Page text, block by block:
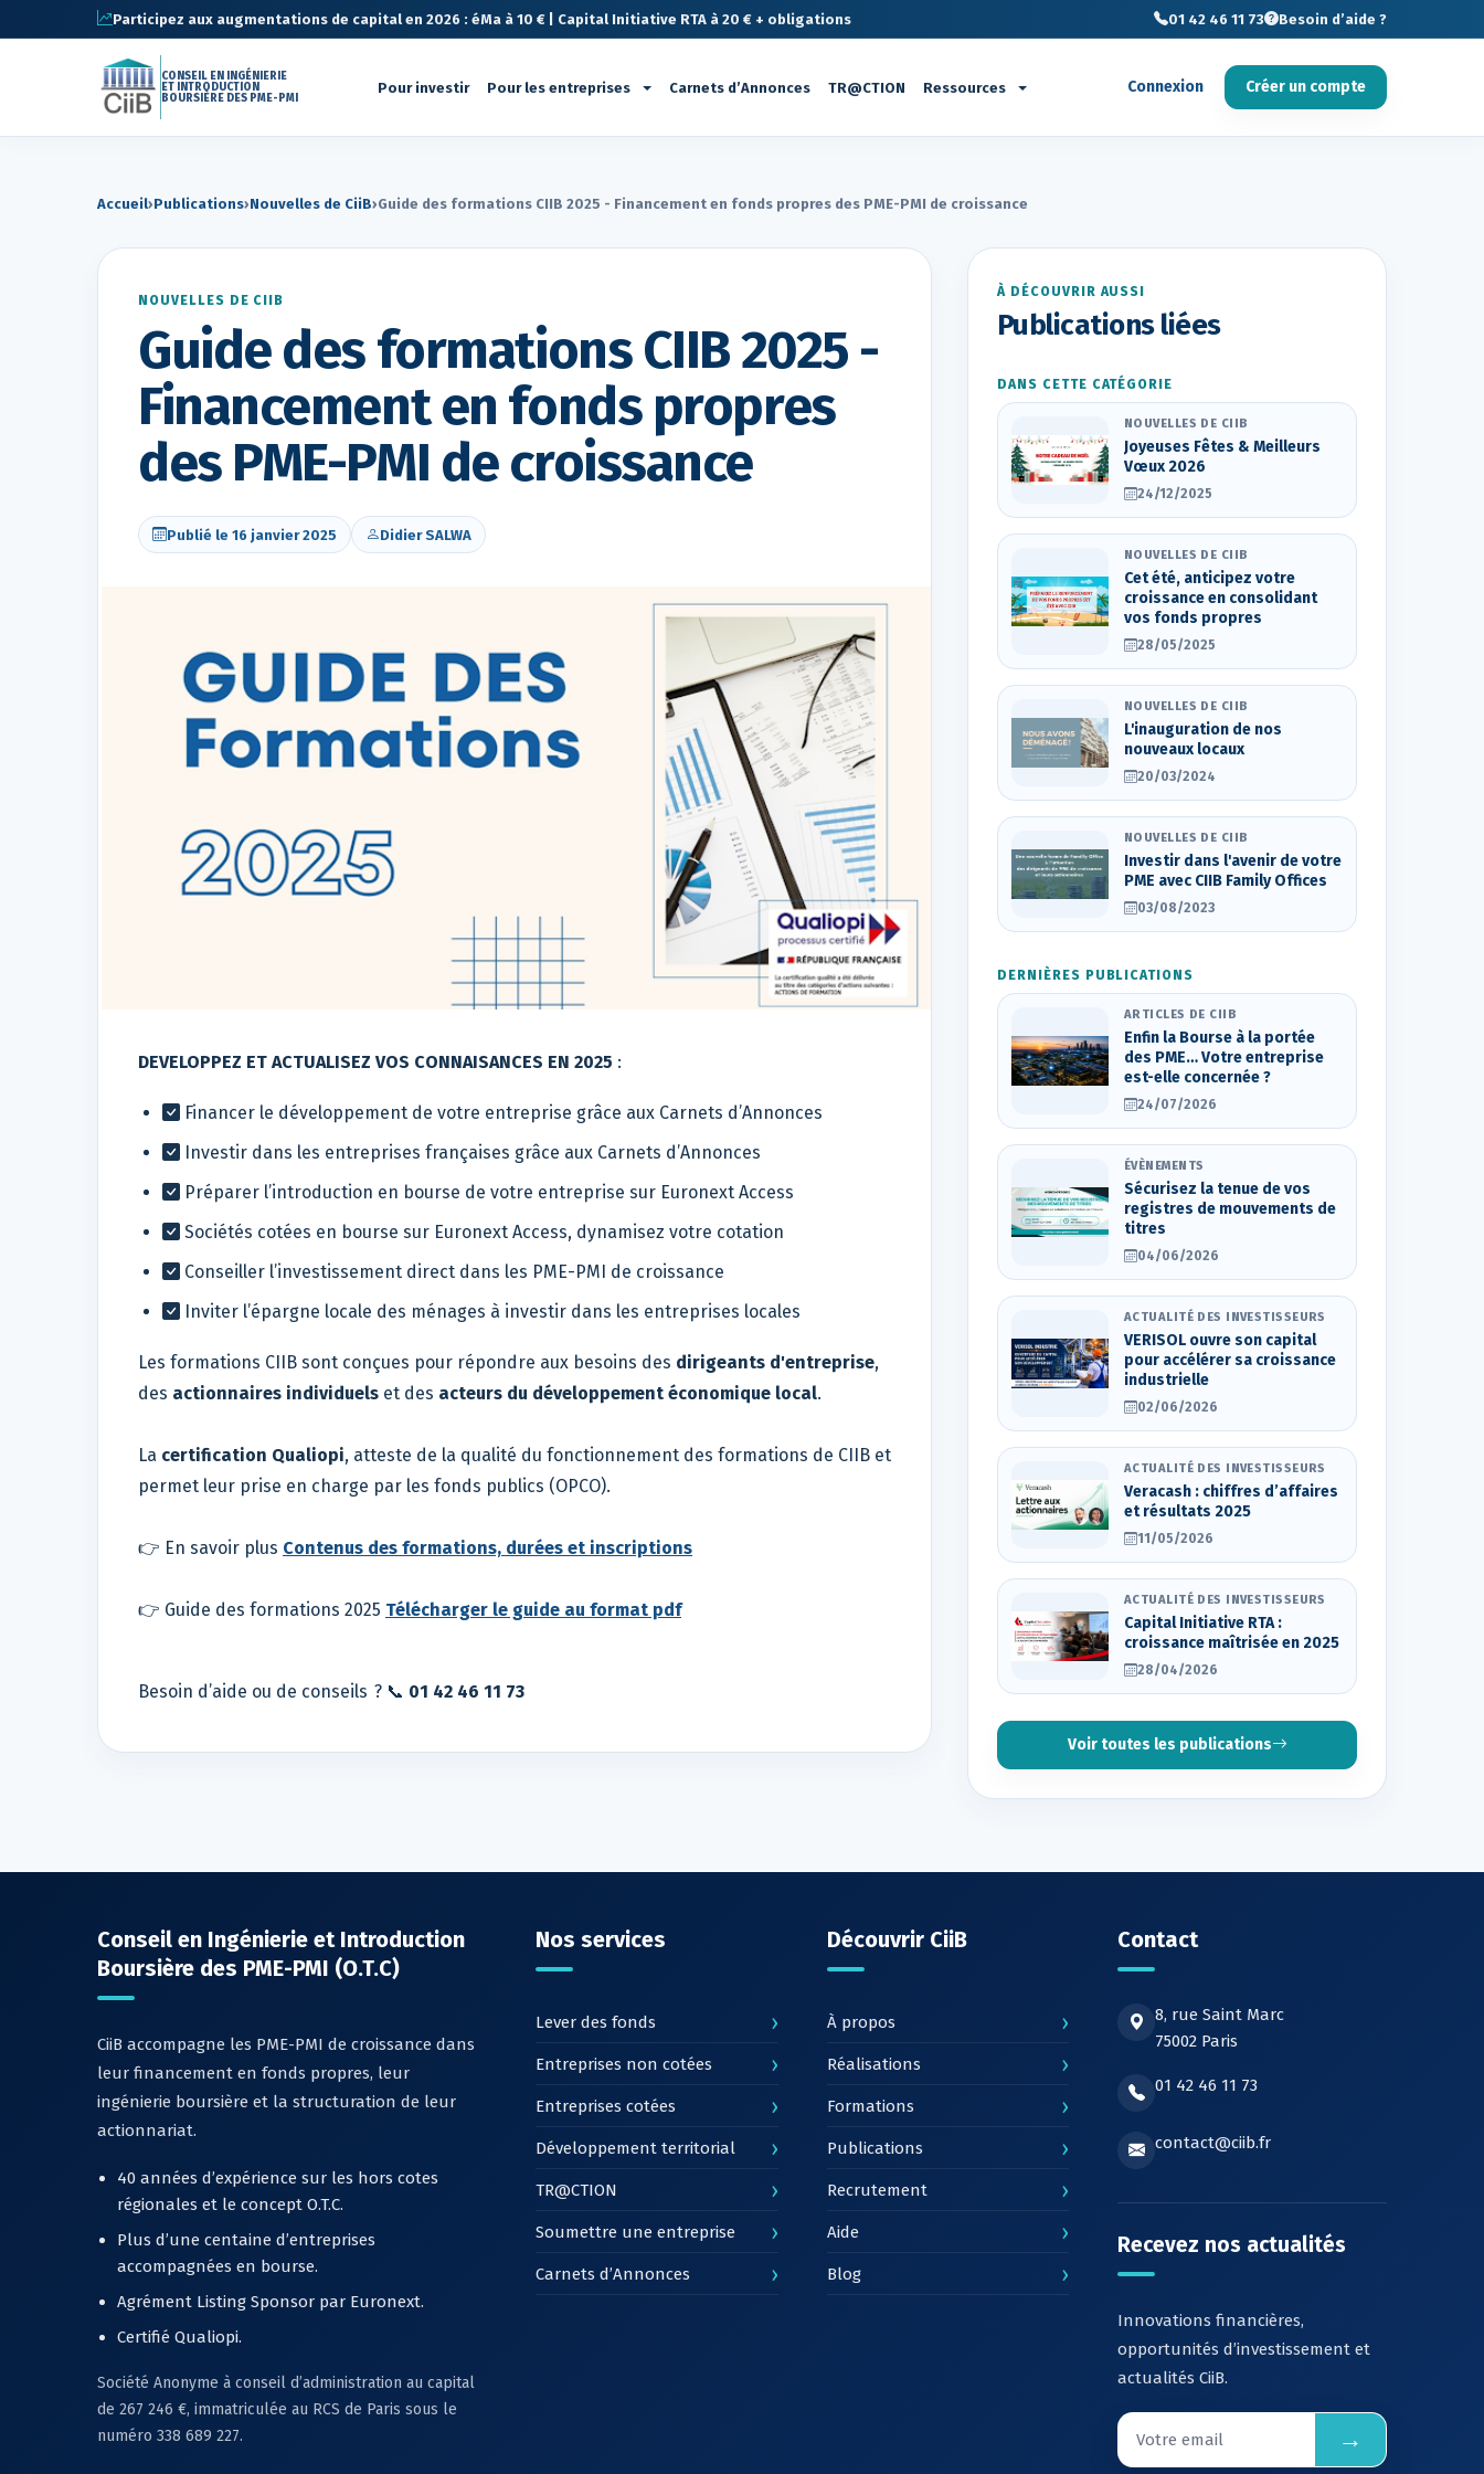
Participez aux augmentations de capital en 2026 : éMa à 10 € | Capital Initiative RTA à 20 € + obligations 01 42 46 11 73 Besoin d’aide ?
CONSEIL EN INGÉNIERIE
ET INTRODUCTION
BOURSIÈRE DES PME-PMI
Pour investir Pour les entreprises Carnets d’Annonces TR@CTION Ressources Connexion Créer un compte
Accueil›Publications›Nouvelles de CiiB›Guide des formations CIIB 2025 - Financement en fonds propres des PME-PMI de croissance
NOUVELLES DE CIIB
Guide des formations CIIB 2025 -
Financement en fonds propres
des PME-PMI de croissance
Publié le 16 janvier 2025 Didier SALWA
DEVELOPPEZ ET ACTUALISEZ VOS CONNAISANCES EN 2025 :
Financer le développement de votre entreprise grâce aux Carnets d’Annonces
Investir dans les entreprises françaises grâce aux Carnets d’Annonces
Préparer l’introduction en bourse de votre entreprise sur Euronext Access
Sociétés cotées en bourse sur Euronext Access, dynamisez votre cotation
Conseiller l’investissement direct dans les PME-PMI de croissance
Inviter l’épargne locale des ménages à investir dans les entreprises locales
Les formations CIIB sont conçues pour répondre aux besoins des dirigeants d'entreprise,
des actionnaires individuels et des acteurs du développement économique local.
La certification Qualiopi, atteste de la qualité du fonctionnement des formations de CIIB et
permet leur prise en charge par les fonds publics (OPCO).
👉 En savoir plus Contenus des formations, durées et inscriptions
👉 Guide des formations 2025 Télécharger le guide au format pdf
Besoin d’aide ou de conseils ? 📞 01 42 46 11 73
À DÉCOUVRIR AUSSI
Publications liées
DANS CETTE CATÉGORIE
NOUVELLES DE CIIB
Joyeuses Fêtes & Meilleurs
Vœux 2026
24/12/2025
NOUVELLES DE CIIB
Cet été, anticipez votre
croissance en consolidant
vos fonds propres
28/05/2025
NOUVELLES DE CIIB
L'inauguration de nos
nouveaux locaux
20/03/2024
NOUVELLES DE CIIB
Investir dans l'avenir de votre
PME avec CIIB Family Offices
03/08/2023
DERNIÈRES PUBLICATIONS
ARTICLES DE CIIB
Enfin la Bourse à la portée
des PME… Votre entreprise
est-elle concernée ?
24/07/2026
ÉVÈNEMENTS
Sécurisez la tenue de vos
registres de mouvements de
titres
04/06/2026
ACTUALITÉ DES INVESTISSEURS
VERISOL ouvre son capital
pour accélérer sa croissance
industrielle
02/06/2026
ACTUALITÉ DES INVESTISSEURS
Veracash : chiffres d’affaires
et résultats 2025
11/05/2026
ACTUALITÉ DES INVESTISSEURS
Capital Initiative RTA :
croissance maîtrisée en 2025
28/04/2026
Voir toutes les publications
Conseil en Ingénierie et Introduction
Boursière des PME-PMI (O.T.C)
CiiB accompagne les PME-PMI de croissance dans
leur financement en fonds propres, leur
ingénierie boursière et la structuration de leur
actionnariat.
40 années d’expérience sur les hors cotes
régionales et le concept O.T.C.
Plus d’une centaine d’entreprises
accompagnées en bourse.
Agrément Listing Sponsor par Euronext.
Certifié Qualiopi.
Société Anonyme à conseil d’administration au capital
de 267 246 €, immatriculée au RCS de Paris sous le
numéro 338 689 227.
Nos services
Lever des fonds ›
Entreprises non cotées ›
Entreprises cotées ›
Développement territorial ›
TR@CTION ›
Soumettre une entreprise ›
Carnets d’Annonces ›
Découvrir CiiB
À propos ›
Réalisations ›
Formations ›
Publications ›
Recrutement ›
Aide ›
Blog ›
Contact
8, rue Saint Marc
75002 Paris
01 42 46 11 73
contact@ciib.fr
Recevez nos actualités
Innovations financières,
opportunités d’investissement et
actualités CiiB.
→